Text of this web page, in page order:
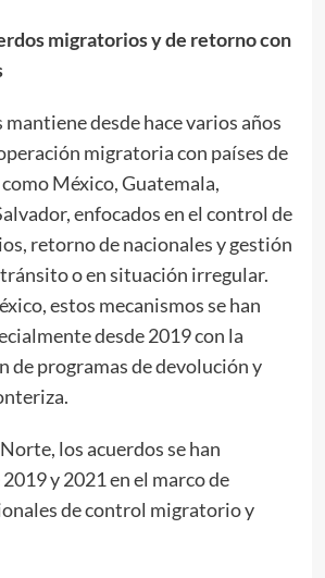
migratorios y de retorno con
desde hace varios años
migratoria con países de
México, Guatemala,
enfocados en el control de
retorno de nacionales y gestión
o en situación irregular.
estos mecanismos se han
desde 2019 con la
de programas de devolución y
los acuerdos se han
y 2021 en el marco de
de control migratorio y